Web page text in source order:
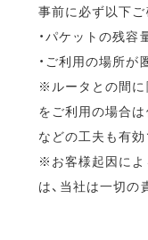
事前に必ず以下ご
・パケットの残容
・ご利用の場所
※ルータとの間に
をご利用の場合
などの工夫も有効
※お客様起因によ
は、当社は一切の